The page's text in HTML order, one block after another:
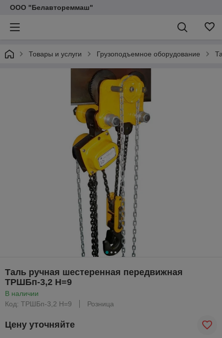
ООО "Белавтореммаш"
Товары и услуги Грузоподъемное оборудование
Таль ручная шестеренная передвижная
ТРШБп-3,2 H=9
В наличии
Код: ТРШБп-3,2 H=9
Розница
Цену уточняйте